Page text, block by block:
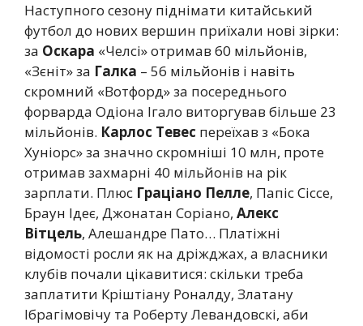
Наступного сезону піднімати китайський
футбол до нових вершин приїхали нові зірки:
за Оскара «Челсі» отримав 60 мільйонів,
«Зєніт» за Галка – 56 мільйонів і навіть
скромний «Вотфорд» за посереднього
форварда Одіона Ігало виторгував більше 23
мільйонів. Карлос Тевес переїхав з «Бока
Хуніорс» за значно скромніші 10 млн, проте
отримав захмарні 40 мільйонів на рік
зарплати. Плюс Граціано Пелле, Папіс Сіссе,
Браун Ідеє, Джонатан Соріано, Алекс
Вітцель, Алешандре Пато… Платіжні
відомості росли як на дріжджах, а власники
клубів почали цікавитися: скільки треба
заплатити Кріштіану Роналду, Златану
Ібрагімовічу та Роберту Левандовскі, аби